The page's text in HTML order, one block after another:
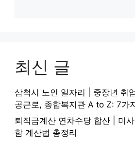
최신 글
삼척시 노인 일자리 | 중장년 취
공근로, 종합복지관 A to Z: 7가
퇴직금계산 연차수당 합산 | 미
함 계산법 총정리